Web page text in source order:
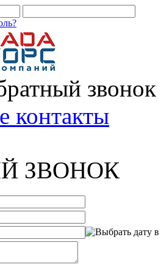
звонок
контакты
ЗВОНОК